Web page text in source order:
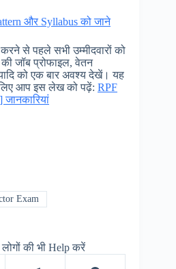
और Syllabus को जाने
से पहले सभी उम्मीदवारों को
जॉब प्रोफाइल, वेतन
को एक बार अवश्य देखें। यह
लिए आप इस लेख को पढ़ें: RPF
Exam
की भी Help करें